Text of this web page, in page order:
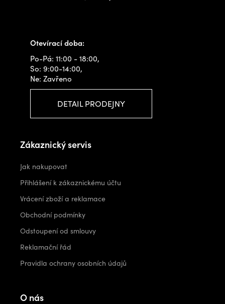
Otevírací doba:
Po-Pá: 11:00 - 18:00,
So: 9:00-14:00,
Ne: Zavřeno
DETAIL PRODEJNY
Zákaznický servis
Jak nakupovat
Přihlášení k zákaznickému účtu
Vrácení zboží a reklamace
Obchodní podmínky
Odstoupení od smlouvy
Reklamační řád
Pravidla ochrany osobních údajů
O nás